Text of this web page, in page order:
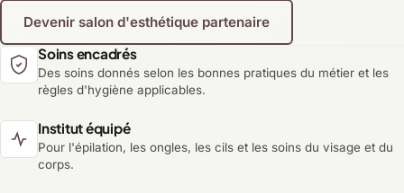
Devenir salon d'esthétique partenaire
Soins encadrés
Des soins donnés selon les bonnes pratiques du métier et les
règles d'hygiène applicables.
Institut équipé
Pour l'épilation, les ongles, les cils et les soins du visage et du
corps.